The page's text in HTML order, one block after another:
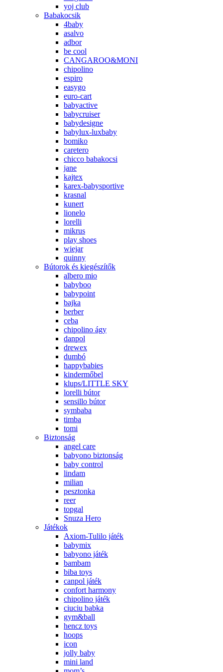
yoj club
Babakocsik
4baby
asalvo
adbor
be cool
CANGAROO&MONI
chipolino
espiro
easygo
euro-cart
babyactive
babycruiser
babydesigne
babylux-luxbaby
bomiko
caretero
chicco babakocsi
jane
kajtex
karex-babysportive
krasnal
kunert
lionelo
lorelli
mikrus
play shoes
wiejar
quinny
Bútorok és kiegészítők
albero mio
babyboo
babypoint
bajka
berber
ceba
chipolino ágy
danpol
drewex
dumbó
happybabies
kindermőbel
klups/LITTLE SKY
lorelli bútor
sensillo bútor
symbaba
timba
tomi
Biztonság
angel care
babyono biztonság
baby control
lindam
milian
pesztonka
reer
topgal
Snuza Hero
Játékok
Axiom-Tulilo játék
babymix
babyono játék
bambam
biba toys
canpol játék
confort harmony
chipolino játék
ciuciu babka
gym&ball
hencz toys
hoops
icon
jolly baby
mini land